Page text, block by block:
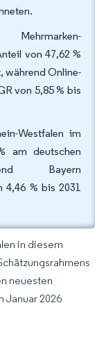
von 47,62 %
während Online-
von 5,85 % bis
Westfalen im
am deutschen
Bayern
% bis 2031
in diesem
neuesten
Januar 2026